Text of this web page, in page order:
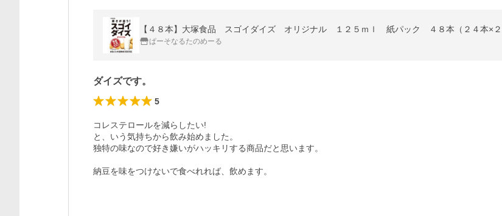
【４８本】大塚食品 スゴイダイズ オリジナル １２５ｍｌ 紙パック ４８本（２４本×２
ぱーそなるたのめーる
ダイズです。
5
コレステロールを減らしたい!
と、いう気持ちから飲み始めました。
独特の味なので好き嫌いがハッキリする商品だと思います。
納豆を味をつけないで食べれれば、飲めます。